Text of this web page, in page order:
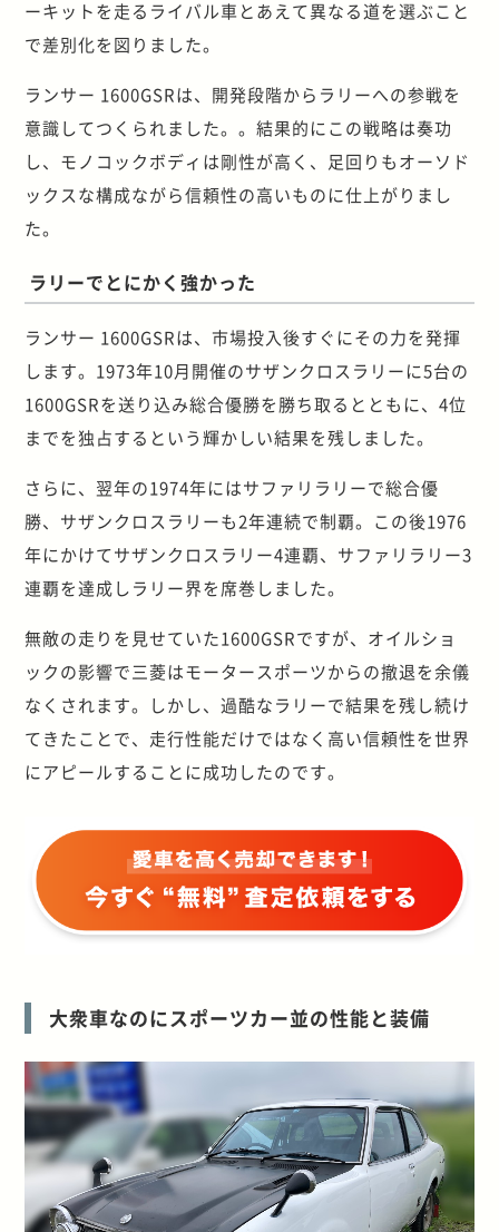
ーキットを走るライバル車とあえて異なる道を選ぶこと
で差別化を図りました。
ランサー 1600GSRは、開発段階からラリーへの参戦を
意識してつくられました。。結果的にこの戦略は奏功
し、モノコックボディは剛性が高く、足回りもオーソド
ックスな構成ながら信頼性の高いものに仕上がりまし
た。
ラリーでとにかく強かった
ランサー 1600GSRは、市場投入後すぐにその力を発揮
します。1973年10月開催のサザンクロスラリーに5台の
1600GSRを送り込み総合優勝を勝ち取るとともに、4位
までを独占するという輝かしい結果を残しました。
さらに、翌年の1974年にはサファリラリーで総合優
勝、サザンクロスラリーも2年連続で制覇。この後1976
年にかけてサザンクロスラリー4連覇、サファリラリー3
連覇を達成しラリー界を席巻しました。
無敵の走りを見せていた1600GSRですが、オイルショ
ックの影響で三菱はモータースポーツからの撤退を余儀
なくされます。しかし、過酷なラリーで結果を残し続け
てきたことで、走行性能だけではなく高い信頼性を世界
にアピールすることに成功したのです。
大衆車なのにスポーツカー並の性能と装備